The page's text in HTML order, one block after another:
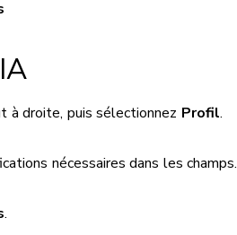
à droite, puis sélectionnez Profil.
nécessaires dans les champs.
.